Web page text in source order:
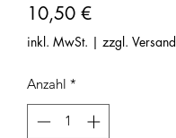
10,50 €Preis
inkl. MwSt. | zzgl. Versand
Anzahl *